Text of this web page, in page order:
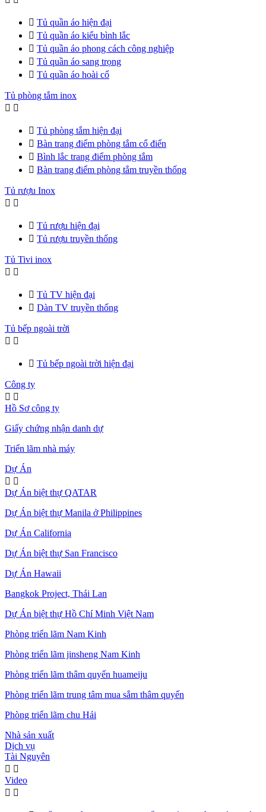
 Tủ quần áo hiện đại
 Tủ quần áo kiểu bình lắc
 Tủ quần áo phong cách công nghiệp
 Tủ quần áo sang trọng
 Tủ quần áo hoài cổ
Tủ phòng tắm inox
 
 Tủ phòng tắm hiện đại
 Bàn trang điểm phòng tắm cổ điển
 Bình lắc trang điểm phòng tắm
 Bàn trang điểm phòng tắm truyền thống
Tủ rượu Inox
 
 Tủ rượu hiện đại
 Tủ rượu truyền thống
Tủ Tivi inox
 
 Tủ TV hiện đại
 Dàn TV truyền thống
Tủ bếp ngoài trời
 
 Tủ bếp ngoài trời hiện đại
Công ty
 
Hồ Sơ công ty
Giấy chứng nhận danh dự
Triển lãm nhà máy
Dự Án
 
Dự Án biệt thự QATAR
Dự Án biệt thự Manila ở Philippines
Dự Án California
Dự Án biệt thự San Francisco
Dự Án Hawaii
Bangkok Project, Thái Lan
Dự Án biệt thự Hồ Chí Minh Việt Nam
Phòng triển lãm Nam Kinh
Phòng triển lãm jinsheng Nam Kinh
Phòng triển lãm thâm quyến huameiju
Phòng triển lãm trung tâm mua sắm thâm quyến
Phòng triển lãm chu Hải
Nhà sản xuất
Dịch vụ
Tài Nguyên
 
Video
 